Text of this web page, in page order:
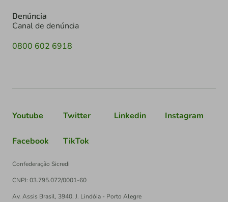
Denúncia
Canal de denúncia
0800 602 6918
Youtube Twitter Linkedin Instagram
Facebook TikTok
Confederação Sicredi
CNPJ: 03.795.072/0001-60
Av. Assis Brasil, 3940, J. Lindóia - Porto Alegre